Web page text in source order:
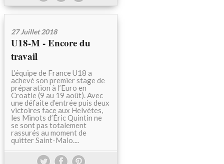
27 Juillet 2018
U18-M - Encore du
travail
L’équipe de France U18 a
achevé son premier stage de
préparation à l’Euro en
Croatie (9 au 19 août). Avec
une défaite d’entrée puis deux
victoires face aux Helvètes,
les Minots d’Éric Quintin ne
se sont pas totalement
rassurés au moment de
quitter Saint-Malo....